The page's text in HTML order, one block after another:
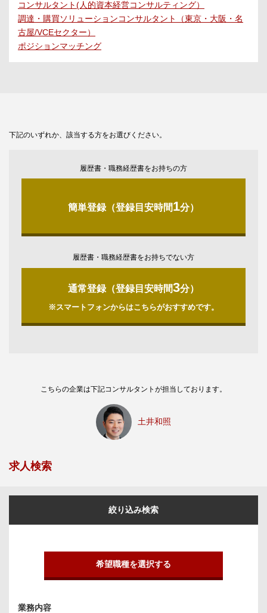
コンサルタント(人的資本経営コンサルティング）
調達・購買ソリューションコンサルタント（東京・大阪・名
古屋/VCEセクター）
ポジションマッチング
下記のいずれか、該当する方をお選びください。
履歴書・職務経歴書をお持ちの方
簡単登録（登録目安時間1分）
履歴書・職務経歴書をお持ちでない方
通常登録（登録目安時間3分）
※スマートフォンからはこちらがおすすめです。
こちらの企業は下記コンサルタントが担当しております。
土井和照
求人検索
絞り込み検索
希望職種を選択する
業務内容